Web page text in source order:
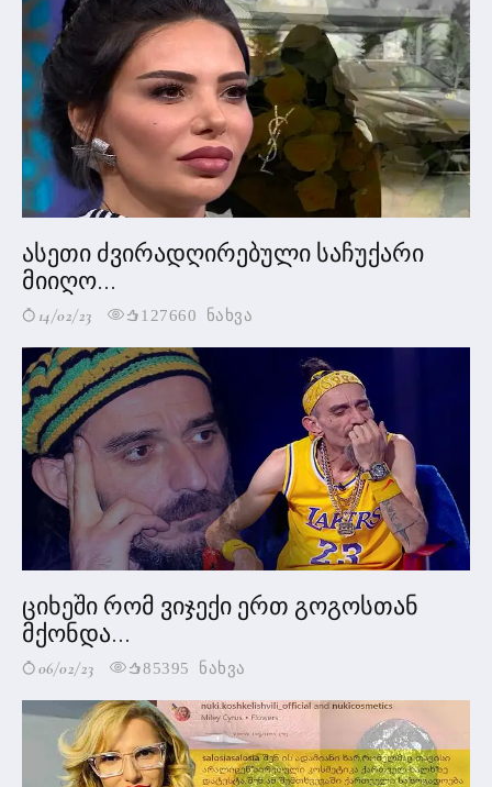
ასეთი ძვირადღირებული საჩუქარი
მიიღო...
14/02/23 127660 ნახვა
ციხეში რომ ვიჯექი ერთ გოგოსთან
მქონდა...
06/02/23 85395 ნახვა